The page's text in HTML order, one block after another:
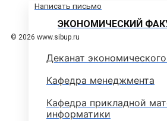
ЭКОНОМИЧЕСКИЙ
Деканат
Кафедра менеджмента
Кафедра прикладной
информатики
Написать письмо
© 2026 www.sibup.ru